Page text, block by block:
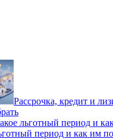
Рассрочка, кредит и
период и как им